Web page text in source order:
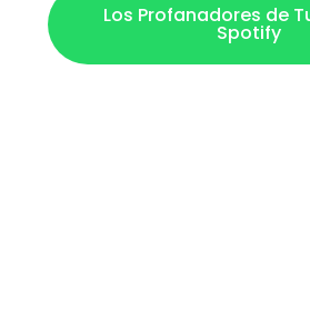
Los Profanadores de
Spotify